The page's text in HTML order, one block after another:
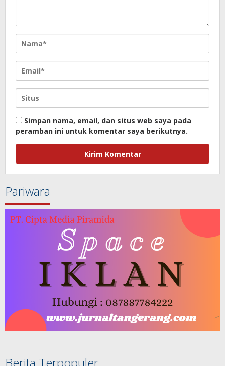
Simpan nama, email, dan situs web saya pada
peramban ini untuk komentar saya berikutnya.
Pariwara
Berita Terpopuler